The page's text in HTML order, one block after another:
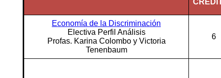
Economía de la Discriminación
Electiva Perfil Análisis
Profas. Karina Colombo y Victoria
Tenenbaum
6